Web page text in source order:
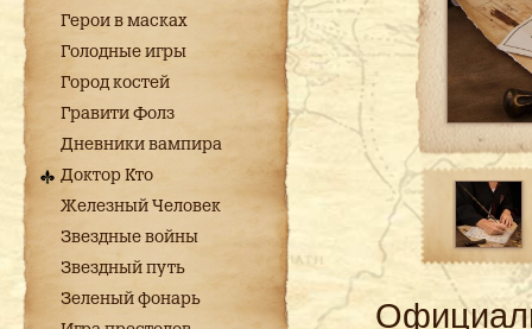
Герои в масках
Голодные игры
Город костей
Гравити Фолз
Дневники вампира
Доктор Кто
Железный Человек
Звездные войны
Звездный путь
Зеленый фонарь